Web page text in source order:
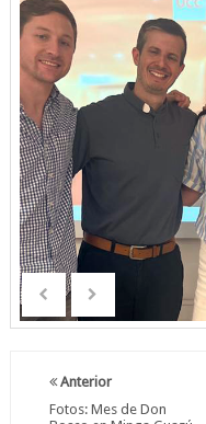
Anterior
Fotos: Mes de Don